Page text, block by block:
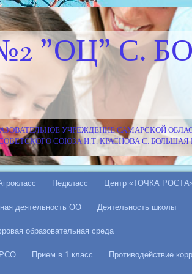
"ОЦ" С.
УЧРЕЖДЕНИЕ САМАРСКОЙ
СОВЕТСКОГО СОЮЗА И.Т. КРАСНОВА С.
Педкласс Центр «ТОЧКА
деятельность ОО Деятельность школы
образовательная среда
Прием в 1 класс Противодействие